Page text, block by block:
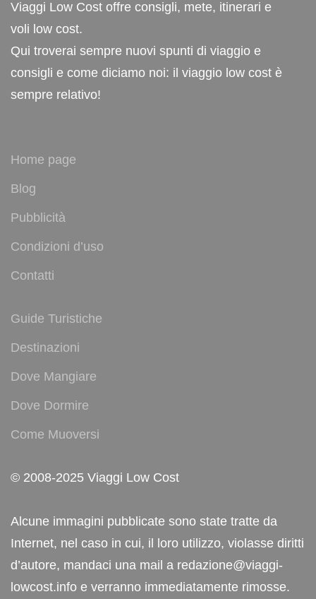
Viaggi Low Cost offre consigli, mete, itinerari e
voli low cost.
Qui troverai sempre nuovi spunti di viaggio e
consigli e come diciamo noi: il viaggio low cost è
sempre relativo!
Home page
Blog
Pubblicità
Condizioni d’uso
Contatti
Guide Turistiche
Destinazioni
Dove Mangiare
Dove Dormire
Come Muoversi
© 2008-2025 Viaggi Low Cost
Alcune immagini pubblicate sono state tratte da
Internet, nel caso in cui, il loro utilizzo, violasse diritti
d’autore, mandaci una mail a redazione@viaggi-
lowcost.info e verranno immediatamente rimosse.